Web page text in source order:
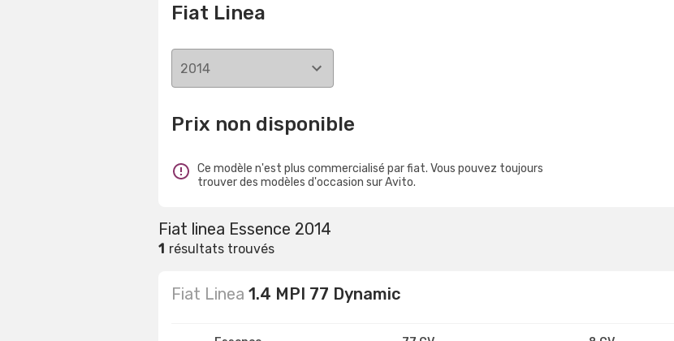
Fiat Linea
2014
Prix non disponible
Ce modèle n'est plus commercialisé par fiat. Vous pouvez toujours
trouver des modèles d'occasion sur Avito.
Fiat linea Essence 2014
1 résultats trouvés
Fiat Linea 1.4 MPI 77 Dynamic